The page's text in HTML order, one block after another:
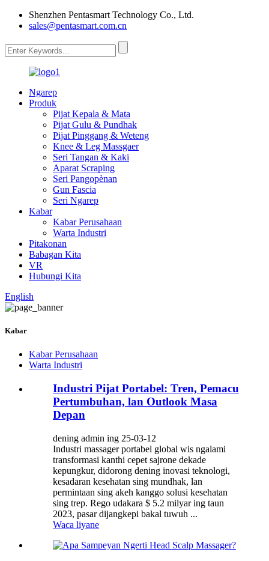
Shenzhen Pentasmart Technology Co., Ltd.
sales@pentasmart.com.cn
Ngarep
Produk
Pijat Kepala & Mata
Pijat Gulu & Pundhak
Pijat Pinggang & Weteng
Knee & Leg Massgaer
Seri Tangan & Kaki
Aparat Scraping
Seri Pangopènan
Gun Fascia
Seri Ngarep
Kabar
Kabar Perusahaan
Warta Industri
Pitakonan
Babagan Kita
VR
Hubungi Kita
English
Kabar
Kabar Perusahaan
Warta Industri
Industri Pijat Portabel: Tren, Pemacu
Pertumbuhan, lan Outlook Masa
Depan
dening admin ing 25-03-12
Industri massager portabel global wis ngalami
transformasi kanthi cepet sajrone dekade
kepungkur, didorong dening inovasi teknologi,
kesadaran kesehatan sing mundhak, lan
permintaan sing akeh kanggo solusi kesehatan
sing trep. Rego udakara $ 5.2 milyar ing taun
2023, pasar dijangkepi bakal tuwuh ...
Waca liyane